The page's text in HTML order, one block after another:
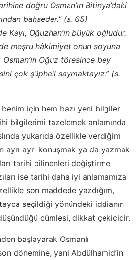
doğru Osman’ın Bitinya’daki
bahseder.” (s. 65)
Kayı, Oğuzhan’ın büyük oğludur.
meşru hâkimiyet onun soyuna
Oğuz töresince bey
çok şüpheli saymaktayız.” (s.
için hem bazı yeni bilgiler
bilgilerimi tazelemek anlamında
yukarıda özellikle verdiğim
ayrı ayrı konuşmak ya da yazmak
tarihi bilinenleri değiştirme
ise tarihi daha iyi anlamamıza
son maddede yazdığım,
seçildiği yönündeki iddianın
cümlesi, dikkat çekicidir.
başlayarak Osmanlı
dönemine, yani Abdülhamid’in